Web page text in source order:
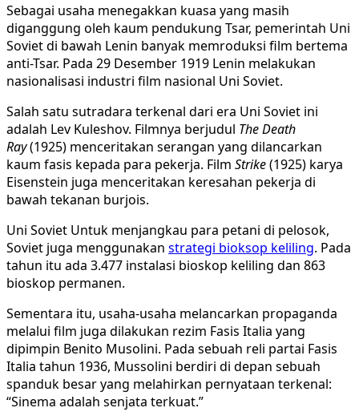
Sebagai usaha menegakkan kuasa yang masih
diganggung oleh kaum pendukung Tsar, pemerintah Uni
Soviet di bawah Lenin banyak memroduksi film bertema
anti-Tsar. Pada 29 Desember 1919 Lenin melakukan
nasionalisasi industri film nasional Uni Soviet.
Salah satu sutradara terkenal dari era Uni Soviet ini
adalah Lev Kuleshov. Filmnya berjudul The Death
Ray(1925) menceritakan serangan yang dilancarkan
kaum fasis kepada para pekerja. Film Strike(1925) karya
Eisenstein juga menceritakan keresahan pekerja di
bawah tekanan burjois.
Uni Soviet Untuk menjangkau para petani di pelosok,
Soviet juga menggunakan strategi bioksop keliling. Pada
tahun itu ada 3.477 instalasi bioskop keliling dan 863
bioskop permanen.
Sementara itu, usaha-usaha melancarkan propaganda
melalui film juga dilakukan rezim Fasis Italia yang
dipimpin Benito Musolini. Pada sebuah reli partai Fasis
Italia tahun 1936, Mussolini berdiri di depan sebuah
spanduk besar yang melahirkan pernyataan terkenal:
“Sinema adalah senjata terkuat.”